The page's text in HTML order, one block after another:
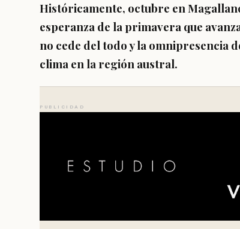
Históricamente, octubre en
esperanza de la primavera que
no cede del todo y la omnipresencia
clima en la región austral.
PUBLICIDAD